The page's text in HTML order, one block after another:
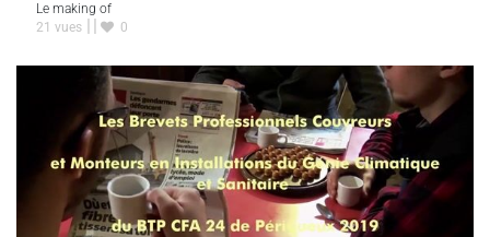
Le making of
21 vues
0